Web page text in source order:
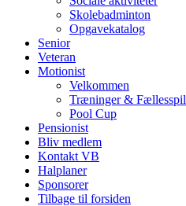
Skolebadminton
Opgavekatalog
Senior
Veteran
Motionist
Velkommen
Træninger & Fællesspil
Pool Cup
Pensionist
Bliv medlem
Kontakt VB
Halplaner
Sponsorer
Tilbage til forsiden